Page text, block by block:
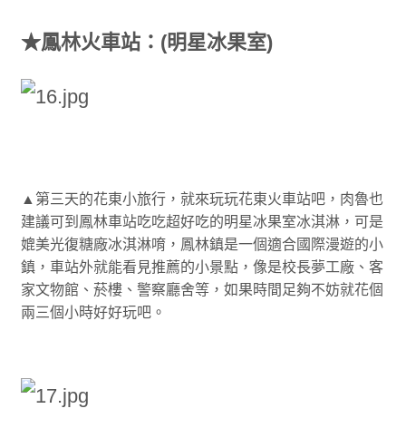
★鳳林火車站： (明星冰果室)
▲第三天的花東小旅行，就來玩玩花東火車站吧，肉魯也
建議可到鳳林車站吃吃超好吃的明星冰果室冰淇淋，可是
媲美光復糖廠冰淇淋唷，鳳林鎮是一個適合國際漫遊的小
鎮，車站外就能看見推薦的小景點，像是校長夢工廠、客
家文物館、菸樓、警察廳舍等，如果時間足夠不妨就花個
兩三個小時好好玩吧。